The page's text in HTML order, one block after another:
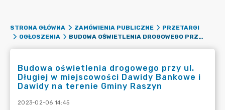
STRONA GŁÓWNA ZAMÓWIENIA PUBLICZNE
PRZETARGI
OGŁOSZENIA
BUDOWA OŚWIETLENIA DROGOWEGO PRZY UL. DŁUGIEJ W MIEJSCOWOŚCI DAWIDY BANKOWE I DAWIDY NA TERENIE GMINY RASZYN
Budowa oświetlenia drogowego przy ul.
Długiej w miejscowości Dawidy Bankowe i
Dawidy na terenie Gminy Raszyn
2023-02-06 14:45